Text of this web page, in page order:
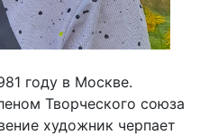
году в Москве.
Творческого союза
художник черпает